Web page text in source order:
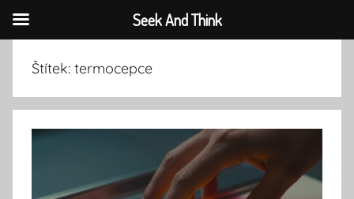
obsahu
Štítek: termocepce
Seek And Think